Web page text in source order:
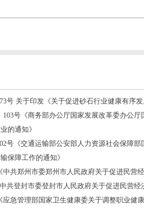
号 关于印发《关于促进砂石行业健康有序
103号《商务部办公厅国家发展改革委办公
的通知》
号《交通运输部公安部人力资源社会保障
保障工作的通知》
中共郑州市委郑州市人民政府关于促进民营
共登封市委登封市人民政府关于促进民营经
应急管理部国家卫生健康委关于调整职业健